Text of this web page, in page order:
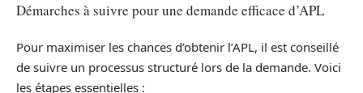
Démarches à suivre pour une demande efficace d’APL
Pour maximiser les chances d’obtenir l’APL, il est conseillé
de suivre un processus structuré lors de la demande. Voici
les étapes essentielles :